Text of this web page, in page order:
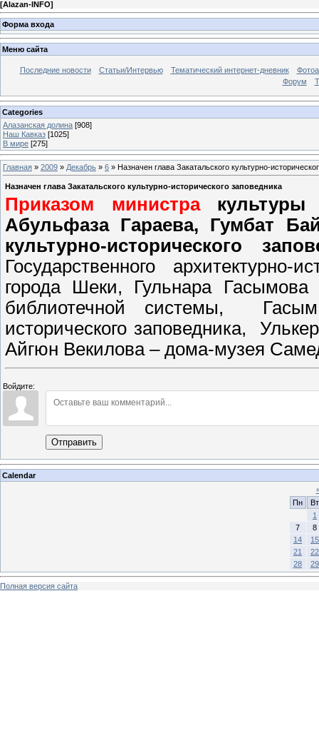
[Alazan-INFO]
Форма входа
Меню сайта
Последние новости Статьи/Интервью Тематический интернет-дневник
Форум
Categories
Алазанская долина [908]
Наш Кавказ [1025]
В мире [275]
Главная » 2009 » Декабрь » 6 » Назначен глава Закатальского культурно-
Назначен глава Закатальского культурно-исторического заповедника
Приказом министракультуры
Абульфаза Гараева, Гумбат
культурно-исторического
Государственного
города Шеки, Гульнара Гасымова
библиотечной системы,
исторического заповедника,
Айгюн Векилова – дома-музея
Войдите:
Отправить
Calendar
Пн
Вт
1
7
8
14
15
21
22
28
29
Полная версия сайта